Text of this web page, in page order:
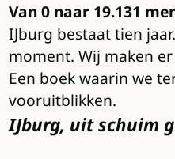
Van 0 naar 19.131
IJburg bestaat tien
moment. Wij maken
Een boek waarin we
vooruitblikken.
IJburg, uit schuim